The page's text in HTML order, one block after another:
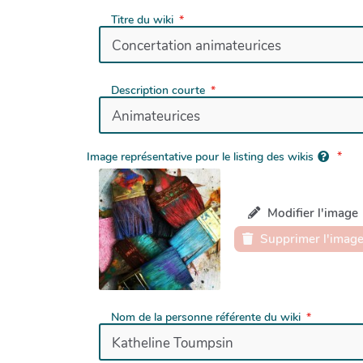
Titre du wiki
Description courte
Image représentative pour le listing des wikis
Modifier l'image
Supprimer
Nom de la personne référente du wiki